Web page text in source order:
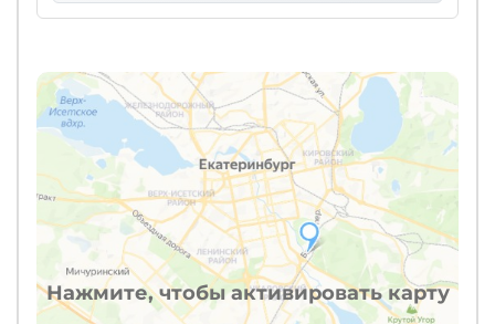
Нажмите, чтобы активировать карту